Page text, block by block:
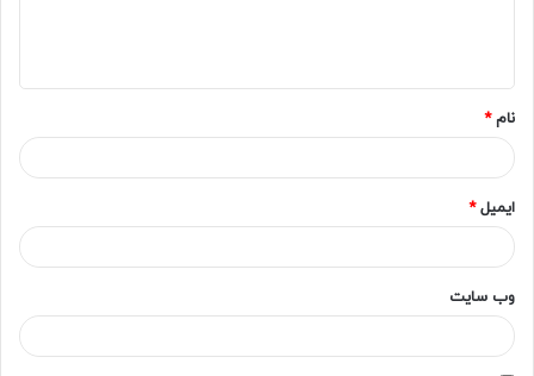
*
نام*
ایمیل*
وب‌ سایت